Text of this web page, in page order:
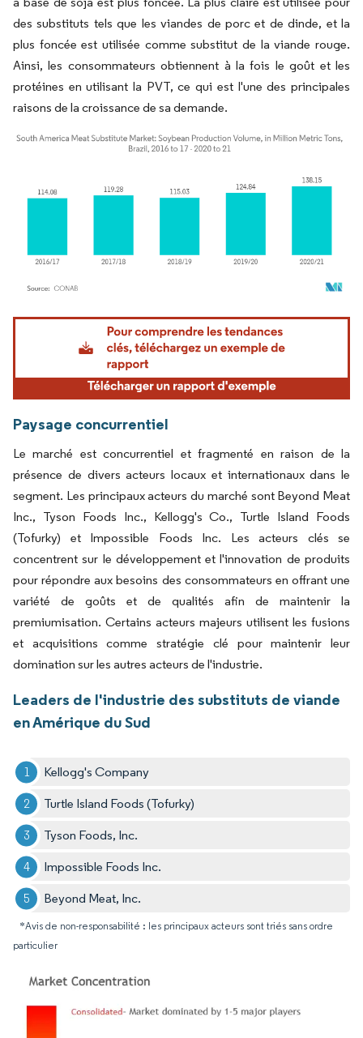
des substituts tels que les viandes de porc et de dinde, et la
plus foncée est utilisée comme substitut de la viande rouge.
Ainsi, les consommateurs obtiennent à la fois le goût et les
protéines en utilisant la PVT, ce qui est l'une des principales
raisons de la croissance de sa demande.
Image © Mordor Intelligence. La réutilisation nécessite une attribution sous CC BY
Paysage concurrentiel
Le marché est concurrentiel et fragmenté en raison de la
présence de divers acteurs locaux et internationaux dans le
segment. Les principaux acteurs du marché sont Beyond Meat
Inc., Tyson Foods Inc., Kellogg's Co., Turtle Island Foods
(Tofurky) et Impossible Foods Inc. Les acteurs clés se
concentrent sur le développement et l'innovation de produits
pour répondre aux besoins des consommateurs en offrant une
variété de goûts et de qualités afin de maintenir la
premiumisation. Certains acteurs majeurs utilisent les fusions
et acquisitions comme stratégie clé pour maintenir leur
domination sur les autres acteurs de l'industrie.
Leaders de l'industrie des substituts de viande
en Amérique du Sud
Kellogg's Company
Turtle Island Foods (Tofurky)
Tyson Foods, Inc.
Impossible Foods Inc.
Beyond Meat, Inc.
*Avis de non-responsabilité : les principaux acteurs sont triés sans ordre
particulier